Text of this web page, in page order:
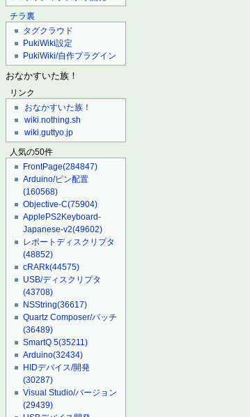
チラ裏
タグクラウド
PukiWiki設定
PukiWiki/自作プラグイン
おなかすいた族！
リンク
おなかすいた族！
wiki.nothing.sh
wiki.guttyo.jp
人気の50件
FrontPage(284847)
Arduino/ピン配置
(160568)
Objective-C(75904)
ApplePS2Keyboard-
Japanese-v2(49602)
レポートディスクリプタ
(48852)
cRARk(44575)
USB/ディスクリプタ
(43708)
NSString(36617)
Quartz Composer/パッチ
(36489)
SmartQ 5(35211)
Arduino(32434)
HIDデバイス/開発
(30287)
Visual Studio/バージョン
(29439)